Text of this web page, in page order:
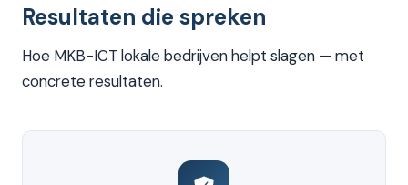
Resultaten die spreken
Hoe MKB-ICT lokale bedrijven helpt slagen — met
concrete resultaten.